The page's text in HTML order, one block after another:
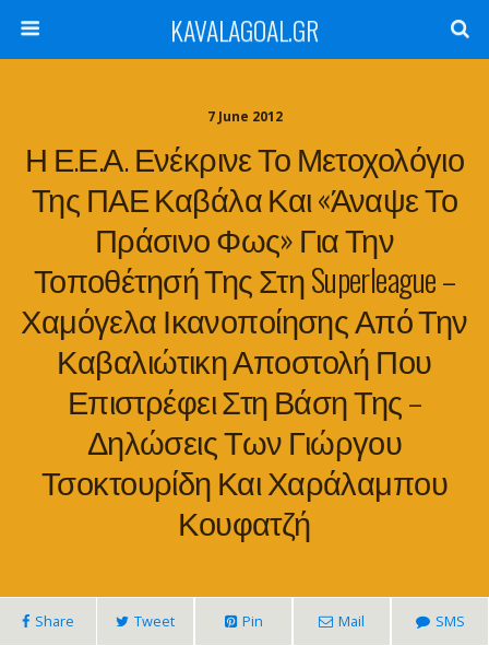
KAVALAGOAL.GR
7 June 2012
Η Ε.Ε.Α. Ενέκρινε Το Μετοχολόγιο
Της ΠΑΕ Καβάλα Και «άναψε Το
Πράσινο Φως» Για Την
Τοποθέτησή Της Στη Superleague –
Χαμόγελα Ικανοποίησης Από Την
Καβαλιώτικη Αποστολή Που
Επιστρέφει Στη Βάση Της –
Δηλώσεις Των Γιώργου
Τσοκτουρίδη Και Χαράλαμπου
Κουφατζή
Share Tweet Pin Mail SMS